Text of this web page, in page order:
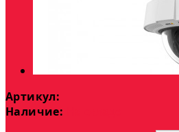
Артикул:
Наличие: